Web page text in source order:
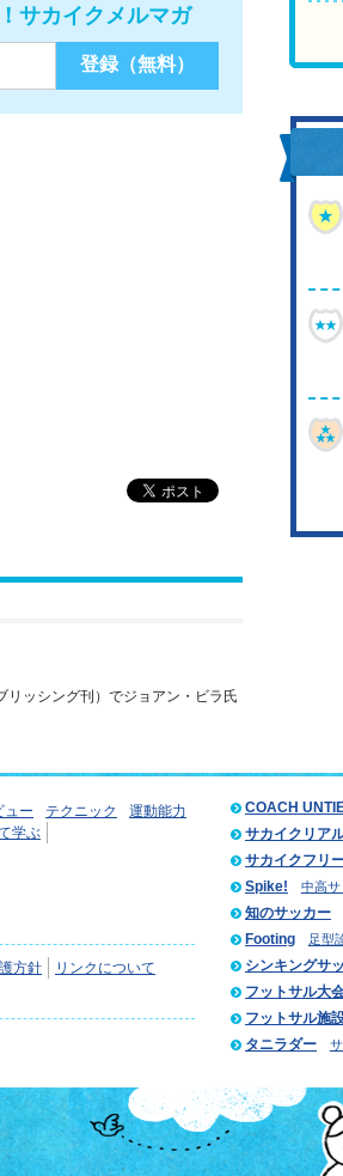
サカイクメルマガ
ッシング刊）でジョアン・ビラ氏
ュー テクニック
運動能力
学ぶ
方針
リンクについて
COACH
サカイクリア
サカイクフリ
Spike! 中高
知のサッカー
Footing 足型
シンキングサ
フットサル大
フットサル施
タニラダー